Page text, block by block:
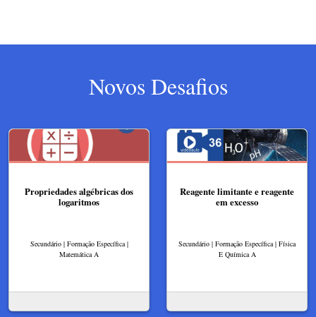
Novos Desafios
Propriedades algébricas dos
logaritmos
Secundário | Formação Específica |
Matemática A
Reagente limitante e reagente
em excesso
Secundário | Formação Específica | Física
E Química A